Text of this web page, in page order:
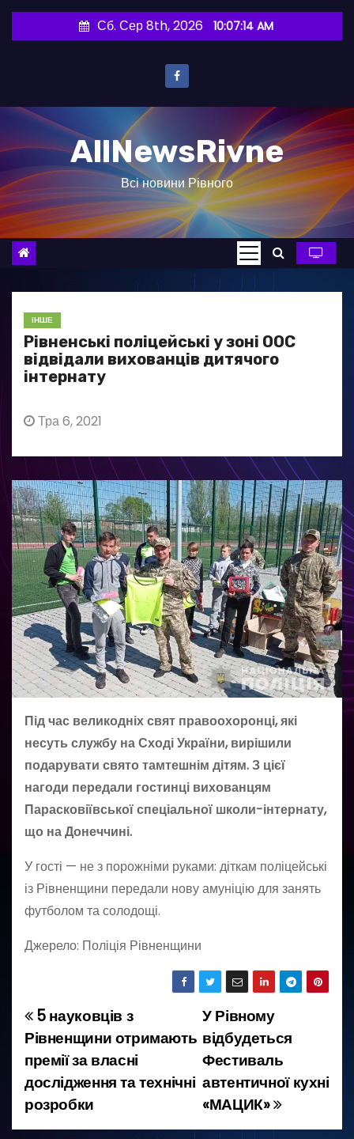
и
о
в
Сб. Сер 8th, 2026 10:07:15 AM
AllNewsRivne
Всі новини Рівного
ІНШЕ
Рівненські поліцейські у зоні ООС
відвідали вихованців дитячого
інтернату
Тра 6, 2021
Під час великодніх свят правоохоронці, які
несуть службу на Сході України, вирішили
подарувати свято тамтешнім дітям. З цієї
нагоди передали гостинці вихованцям
Парасковіївської спеціальної школи-інтернату,
що на Донеччині.
У гості — не з порожніми руками: діткам поліцейські
із Рівненщини передали нову амуніцію для занять
футболом та солодощі.
Джерело: Поліція Рівненщини
Н
а
в
і
У Рівному
відбудеться
Фестиваль
автентичної кухні
«МАЦИК»
5 науковців з
Рівненщини отримають
премії за власні
дослідження та технічні
розробки